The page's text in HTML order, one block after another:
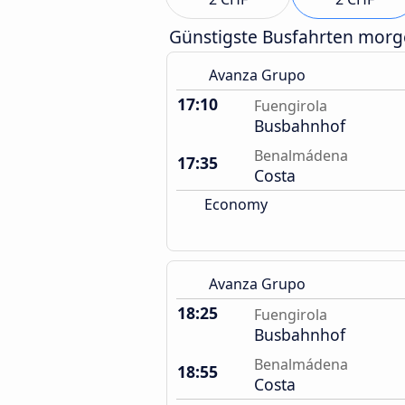
Günstigste Busfahrten
Avanza Grupo
17:10 Fuengirola
Busbahnhof
17:35
Benalmádena
Costa
Economy
Avanza Grupo
18:25 Fuengirola
Busbahnhof
18:55
Benalmádena
Costa